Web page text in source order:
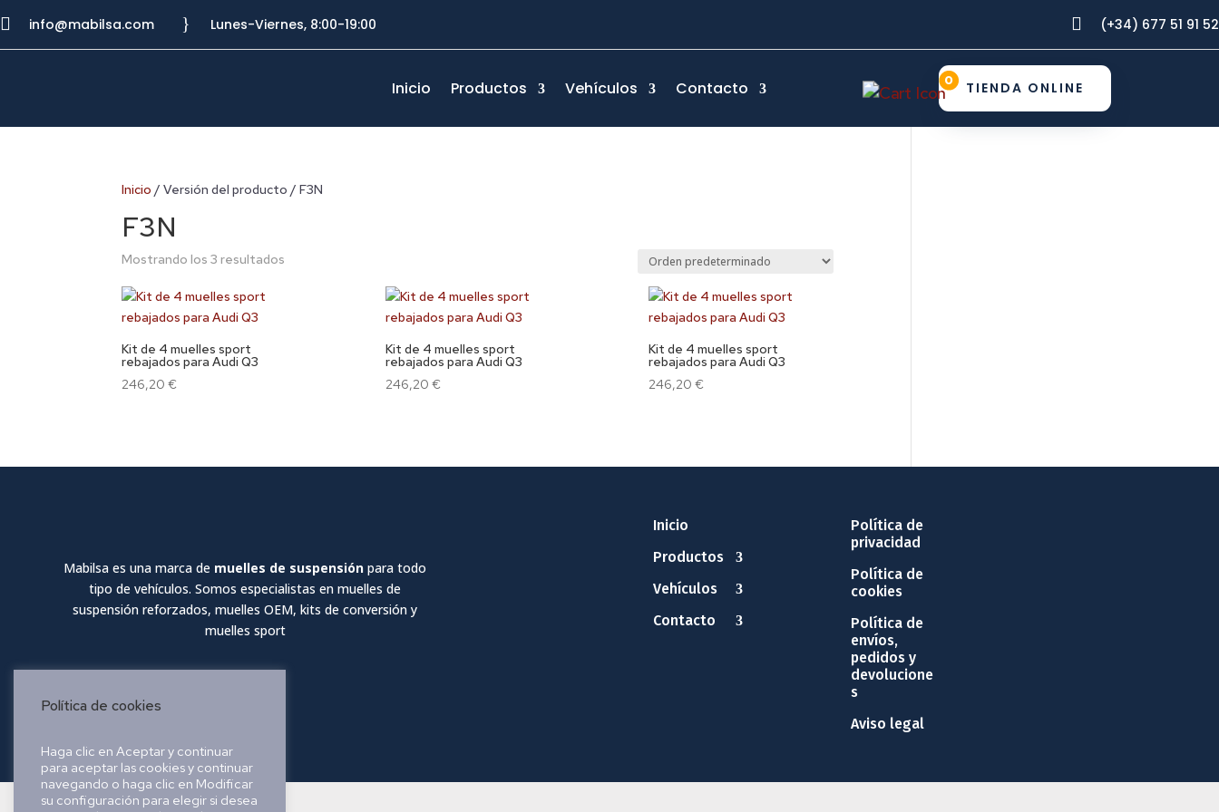
 info@mabilsa.com } Lunes-Viernes, 8:00-19:00  (+34) 677 51 91 52
Inicio Productos Vehículos Contacto TIENDA ONLINE
0
Inicio / Versión del producto / F3N
F3N
Mostrando los 3 resultados
Kit de 4 muelles sport
rebajados para Audi Q3
246,20€
Kit de 4 muelles sport
rebajados para Audi Q3
246,20 €
Kit de 4 muelles sport
rebajados para Audi Q3
246,20 €
Mabilsa es una marca de muelles de suspensión para todo
tipo de vehículos. Somos especialistas en muelles de
suspensión reforzados, muelles OEM, kits de conversión y
muelles sport
Inicio
Productos
Vehículos
Contacto
Política de
privacidad
Política de
cookies
Política de
envíos,
pedidos y
devolucione
s
Aviso legal
Política de cookies
Haga clic en Aceptar y continuar
para aceptar las cookies y continuar
navegando o haga clic en Modificar
su configuración para elegir si desea